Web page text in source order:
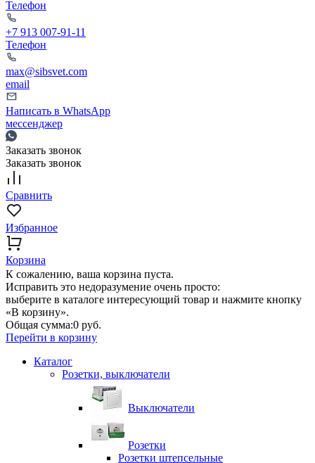
Телефон
+7 913 007-91-11
Телефон
max@sibsvet.com
email
Написать в WhatsApp
мессенджер
Заказать звонок
Заказать звонок
Сравнить
Избранное
Корзина
К сожалению, ваша корзина пуста.
Исправить это недоразумение очень просто:
выберите в каталоге интересующий товар и нажмите кнопку
«В корзину».
Общая сумма:0 руб.
Перейти в корзину
Каталог
Розетки, выключатели
Выключатели
Розетки
Розетки штепсельные